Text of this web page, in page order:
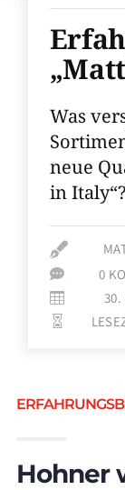
Was
neue
in Italy“?

 0
 30.

Hohner